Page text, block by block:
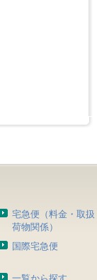
宅急便（料金・取扱
荷物関係）
国際宅急便